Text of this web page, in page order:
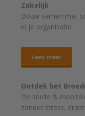
Zakelijk
Bouw samen met
in je organisatie.
Lees meer
Ontdek het
De snelle &
zonder stress,